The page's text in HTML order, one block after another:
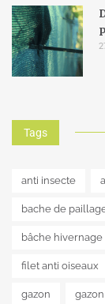
Tags
anti insecte
bache de
bâche hivernage
filet anti oiseaux
gazon